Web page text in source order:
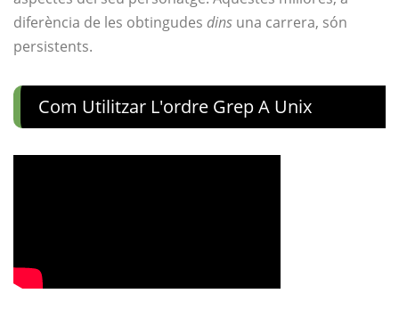
diferència de les obtingudes dins una carrera, són
persistents.
Com Utilitzar L'ordre Grep A Unix